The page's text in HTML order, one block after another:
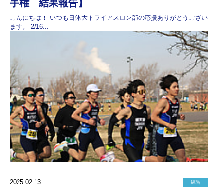
手権 結果報告】
こんにちは！ いつも日体大トライアスロン部の応援ありがとうござい
ます。 2/16...
2025.02.13 練習